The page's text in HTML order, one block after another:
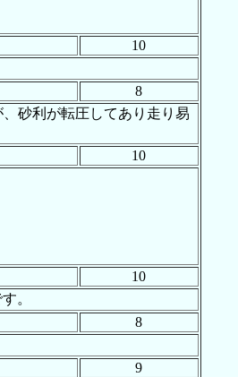
10
8
砂利が転圧してあり走り易
10
10
。
8
9